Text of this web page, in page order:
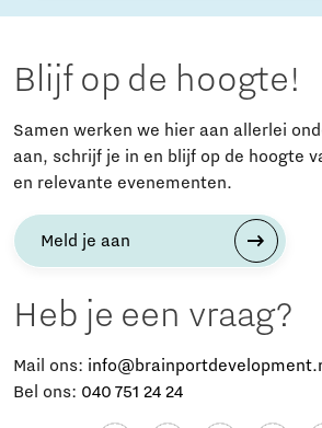
Blijf op de hoogte!
Samen werken we hier aan allerlei
aan, schrijf je in en blijf op de hoogte
en relevante evenementen.
Meld je aan
Heb je een vraag?
Mail ons:
Bel ons: 040 751 24 24